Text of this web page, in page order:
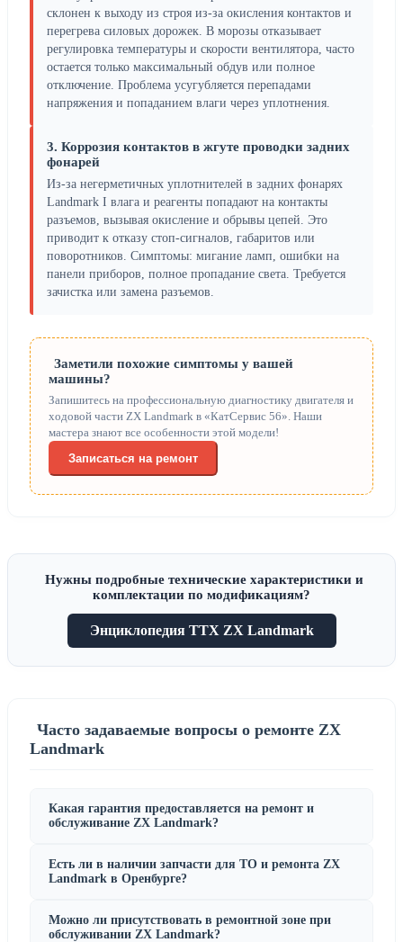
склонен к выходу из строя из-за окисления контактов и
перегрева силовых дорожек. В морозы отказывает
регулировка температуры и скорости вентилятора, часто
остается только максимальный обдув или полное
отключение. Проблема усугубляется перепадами
напряжения и попаданием влаги через уплотнения.
3. Коррозия контактов в жгуте проводки задних
фонарей
Из-за негерметичных уплотнителей в задних фонарях
Landmark I влага и реагенты попадают на контакты
разъемов, вызывая окисление и обрывы цепей. Это
приводит к отказу стоп-сигналов, габаритов или
поворотников. Симптомы: мигание ламп, ошибки на
панели приборов, полное пропадание света. Требуется
зачистка или замена разъемов.
Заметили похожие симптомы у вашей
машины?
Запишитесь на профессиональную диагностику двигателя и
ходовой части ZX Landmark в «КатСервис 56». Наши
мастера знают все особенности этой модели!
Записаться на ремонт
Нужны подробные технические характеристики и
комплектации по модификациям?
Энциклопедия ТТХ ZX Landmark
Часто задаваемые вопросы о ремонте ZX
Landmark
Какая гарантия предоставляется на ремонт и
обслуживание ZX Landmark?
Есть ли в наличии запчасти для ТО и ремонта ZX
Landmark в Оренбурге?
Можно ли присутствовать в ремонтной зоне при
обслуживании ZX Landmark?